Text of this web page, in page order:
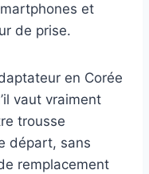
et
de prise.
en Corée
vaut vraiment
trousse
départ, sans
remplacement